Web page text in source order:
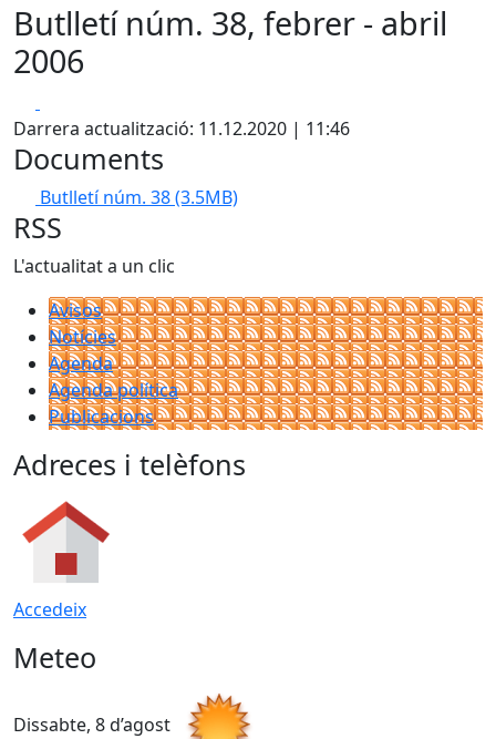
Butlletí núm. 38, febrer - abril
2006
Darrera actualització: 11.12.2020 | 11:46
Documents
Butlletí núm. 38(3.5MB)
RSS
L'actualitat a un clic
Avisos
Notícies
Agenda
Agenda política
Publicacions
Adreces i telèfons
Accedeix
Meteo
Dissabte, 8 d’agost